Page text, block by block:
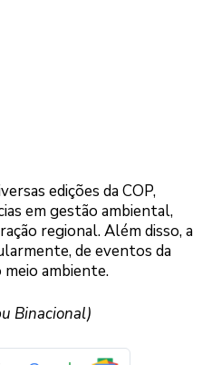
edições da COP,
em gestão ambiental,
regional. Além disso, a
de eventos da
meio ambiente.
Binacional)